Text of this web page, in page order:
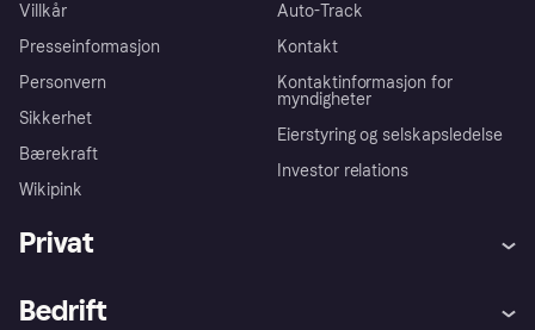
Villkår
Presseinformasjon
Personvern
Sikkerhet
Bærekraft
Wikipink
Auto-Track
Kontakt
Kontaktinformasjon for
myndigheter
Eierstyring og selskapsledelse
Investor relations
Privat
Bedrift